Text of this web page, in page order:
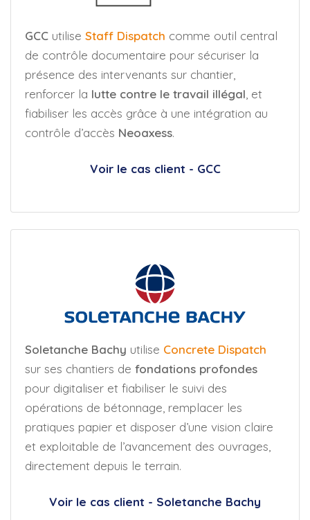
GCC utilise Staff Dispatch comme outil central
de contrôle documentaire pour sécuriser la
présence des intervenants sur chantier,
renforcer la lutte contre le travail illégal , et
fiabiliser les accès grâce à une intégration au
contrôle d’accès Neoaxess.
Voir le cas client - GCC
Soletanche Bachy utilise Concrete Dispatch
sur ses chantiers de fondations profondes
pour digitaliser et fiabiliser le suivi des
opérations de bétonnage, remplacer les
pratiques papier et disposer d’une vision claire
et exploitable de l’avancement des ouvrages,
directement depuis le terrain.
Voir le cas client - Soletanche Bachy